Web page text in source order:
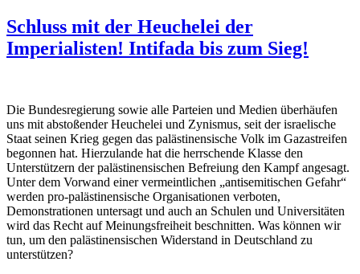
Schluss mit der Heuchelei der
Imperialisten! Intifada bis zum Sieg!
Die Bundesregierung sowie alle Parteien und Medien überhäufen
uns mit abstoßender Heuchelei und Zynismus, seit der israelische
Staat seinen Krieg gegen das palästinensische Volk im Gazastreifen
begonnen hat. Hierzulande hat die herrschende Klasse den
Unterstützern der palästinensischen Befreiung den Kampf angesagt.
Unter dem Vorwand einer vermeintlichen „antisemitischen Gefahr“
werden pro-palästinensische Organisationen verboten,
Demonstrationen untersagt und auch an Schulen und Universitäten
wird das Recht auf Meinungsfreiheit beschnitten. Was können wir
tun, um den palästinensischen Widerstand in Deutschland zu
unterstützen?